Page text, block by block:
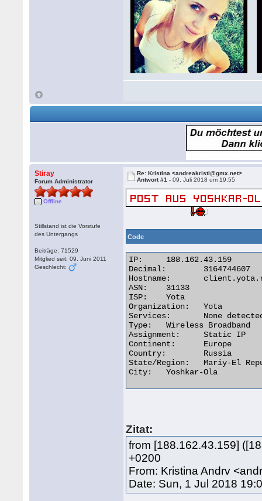
Stiray
Forum Administrator
Offline
Stillstand ist die Vorstufe
des Untergangs
Beiträge: 71529
Mitglied seit: 09. Juni 2011
Geschlecht:
Re: Kristina <andreakristi@gmx.net>
Antwort #1 -09. Juli 2018 um 19:55
Code
IP:	188.162.43.159
Decimal:	3164744607
Hostname:	client.yota.ru
ASN:	31133
ISP:	Yota
Organization:	Yota
Services:	None detected
Type:	Wireless Broadband
Assignment:	Static IP
Continent:	Europe
Country:	Russia
State/Region:	Mariy-El Republic
City:	Yoshkar-Ola
Zitat:
from [188.162.43.159]
+0200
From: Kristina Andrv
Date: Sun, 1 Jul 2018